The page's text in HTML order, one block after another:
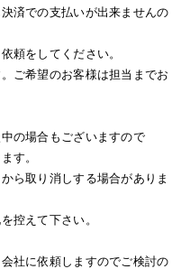
済での支払いが出来ませんの
頼をしてください。
ご希望のお客様は担当までお
の場合もございますので
す。
ら取り消しする場合がありま
控えて下さい。
社に依頼しますのでご検討の